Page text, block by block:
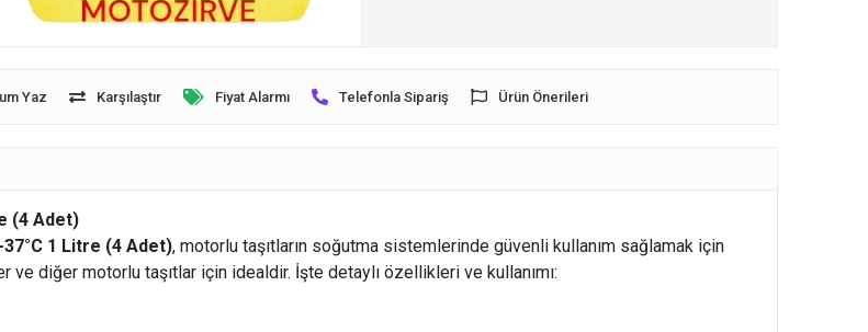
Yaz Karşılaştır Fiyat Alarmı Telefonla Sipariş Ürün Önerileri
(4 Adet)
1 Litre (4 Adet), motorlu taşıtların soğutma sistemlerinde güvenli kullanım sağlamak için
diğer motorlu taşıtlar için idealdir. İşte detaylı özellikleri ve kullanımı: